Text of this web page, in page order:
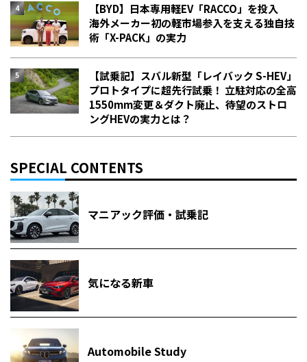
【BYD】日本専用軽EV「RACCO」を投入
海外メーカー初の軽市場参入を支える独自技
術「X-PACK」の実力
【試乗記】スバル新型「レイバック S-HEV」
プロトタイプに超先行試乗！ 立駐対応の全高
1550mm変更＆ダクト廃止、待望のストロ
ングHEVの実力とは？
SPECIAL CONTENTS
マニアック評価・試乗記
気になる新車
Automobile Study